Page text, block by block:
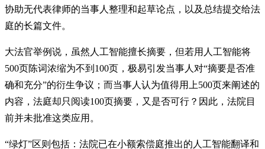
协助无代表律师的当事人整理和起草论点，以及总结提交给法
庭的长篇文件。
大法官举例说，虽然人工智能擅长摘要，但若用人工智能将
500页陈词浓缩为不到100页，极易引发当事人对“摘要是否准
确和充分”的衍生争议；而当事人认为值得用上500页来阐述的
内容，法庭却只阅读100页摘要，又是否可行？因此，法院目
前并未批准这类应用。
“绿灯”区则包括：法院已在小额索偿庭推出的人工智能翻译和